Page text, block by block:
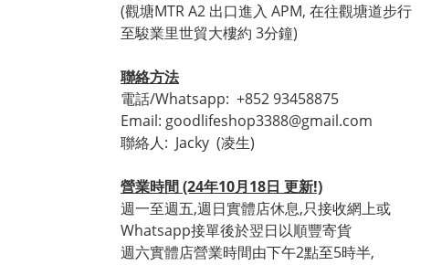
(觀塘MTR A2 出口進入 APM, 在往觀塘道步行
至駿業里世貿大樓約 3分鐘)
聯絡方法
電話/Whatsapp: +852 93458875
Email: goodlifeshop3388@gmail.com
聯絡人: Jacky (凌生)
營業時間 (24年10月18日 更新!)
週一至週五,週日實體店休息,只接收網上或
Whatsapp接單後於翌日以順豐寄貨
週六實體店營業時間由下午2點至5時半,